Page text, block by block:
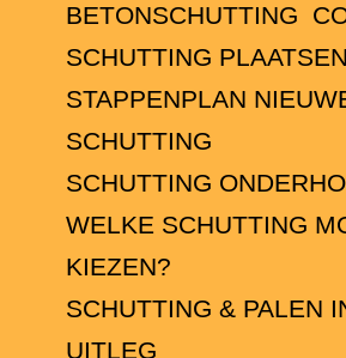
BETONSCHUTTING
SCHUTTING PLAATSEN
STAPPENPLAN
SCHUTTING
SCHUTTING
WELKE SCHUTTING
KIEZEN?
SCHUTTING & PALEN
UITLEG